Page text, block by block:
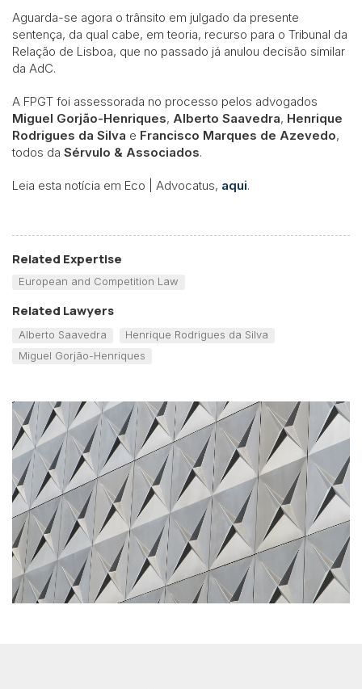
Aguarda-se agora o trânsito em julgado da presente
sentença, da qual cabe, em teoria, recurso para o Tribunal da
Relação de Lisboa, que no passado já anulou decisão similar
da AdC.
A FPGT foi assessorada no processo pelos advogados
Miguel Gorjão-Henriques, Alberto Saavedra, Henrique
Rodrigues da Silva e Francisco Marques de Azevedo,
todos da Sérvulo & Associados.
Leia esta notícia em Eco | Advocatus, aqui.
Related Expertise
European and Competition Law
Related Lawyers
Alberto Saavedra
Henrique Rodrigues da Silva
Miguel Gorjão-Henriques